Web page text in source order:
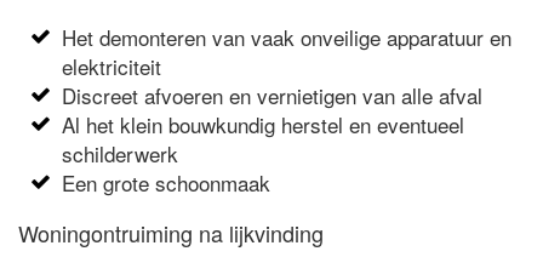
Het demonteren van vaak onveilige apparatuur en
elektriciteit
Discreet afvoeren en vernietigen van alle afval
Al het klein bouwkundig herstel en eventueel
schilderwerk
Een grote schoonmaak
Woningontruiming na lijkvinding